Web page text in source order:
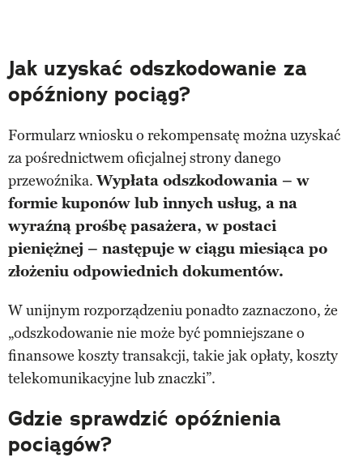
Jak uzyskać odszkodowanie za
opóźniony pociąg?
Formularz wniosku o rekompensatę można uzyskać
za pośrednictwem oficjalnej strony danego
przewoźnika.Wypłata odszkodowania – w
formie kuponów lub innych usług, a na
wyraźną prośbę pasażera, w postaci
pieniężnej – następuje w ciągu miesiąca po
złożeniu odpowiednich dokumentów.
W unijnym rozporządzeniu ponadto zaznaczono, że
„odszkodowanie nie może być pomniejszane o
finansowe koszty transakcji, takie jak opłaty, koszty
telekomunikacyjne lub znaczki”.
Gdzie sprawdzić opóźnienia
pociągów?